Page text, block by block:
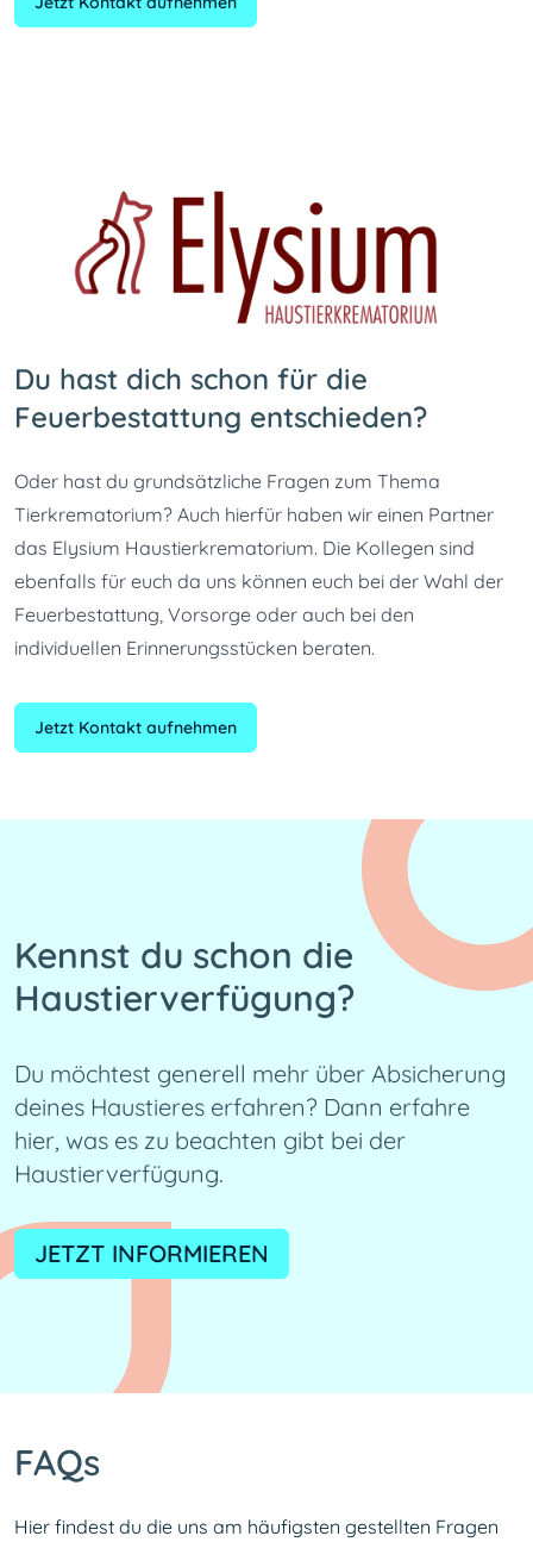
Du hast dich schon für die
Feuerbestattung entschieden?
Oder hast du grundsätzliche Fragen zum Thema
Tierkrematorium? Auch hierfür haben wir einen Partner
das Elysium Haustierkrematorium. Die Kollegen sind
ebenfalls für euch da uns können euch bei der Wahl der
Feuerbestattung, Vorsorge oder auch bei den
individuellen Erinnerungsstücken beraten.
Jetzt Kontakt aufnehmen
Kennst du schon die
Haustierverfügung?
Du möchtest generell mehr über Absicherung
deines Haustieres erfahren? Dann erfahre
hier, was es zu beachten gibt bei der
Haustierverfügung.
JETZT INFORMIEREN
FAQs
Hier findest du die uns am häufigsten gestellten Fragen